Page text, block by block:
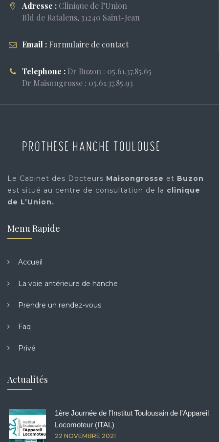
Adresse : Clinique de l’Union
Bld de Ratalens, 31240 Saint-Jean
Email : Formulaire de contact
Telephone : Dr Buzon : 05.61.37.85.65
Dr Maisongrosse : 05.61.37.85.93
Le Cabinet des Docteurs Maisongrosse et Buzon
est situé au centre de consultation de la clinique
de L’Union.
Menu Rapide
Accueil
La voie antérieure de hanche
Prendre un rendez-vous
Faq
Privé
Actualités
1ère Journée de l’Institut Toulousain de l’Appareil
Locomoteur (ITAL)
22 NOVEMBRE 2021